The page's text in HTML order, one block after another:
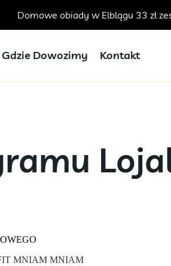
Domowe obiady w Elblągu 33 zł
Gdzie Dowozimy Kontakt
MNIAM MNIAM